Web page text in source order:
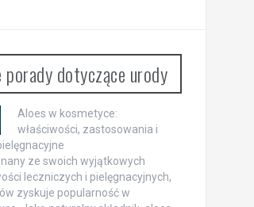
porady dotyczące urody
Aloes w kosmetyce:
właściwości, zastosowania i
ze swoich wyjątkowych
leczniczych i pielęgnacyjnych,
zyskuje popularność w